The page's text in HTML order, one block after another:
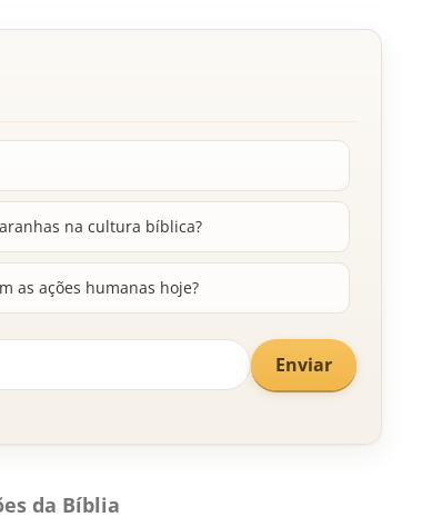
na cultura bíblica?
as ações humanas hoje?
Enviar
da Bíblia